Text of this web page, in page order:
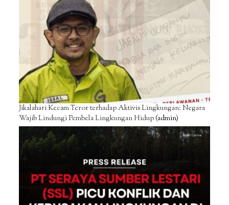
Jikalahari Kecam Teror terhadap Aktivis Lingkungan: Negara
Wajib Lindungi Pembela Lingkungan Hidup(admin)